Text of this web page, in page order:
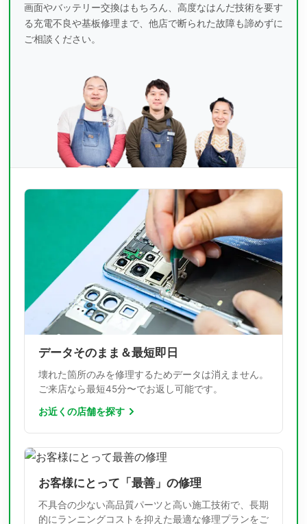
画面やバッテリー交換はもちろん、高度なはんだ技術を要す
る充電不良や基板修理まで、 他店で断られた故障も諦めずに
ご相談ください。
データそのまま＆最短即日
壊れた箇所のみを修理するためデータは消えません。
ご来店なら最短45分〜でお返し可能です。
お近くの店舗を探す
お客様にとって「最善」の修理
不具合の少ない高品質パーツと高い施工技術で、長期
的にランニングコストを抑えた最適な修理プランをご